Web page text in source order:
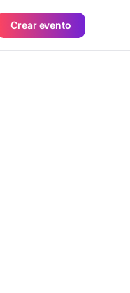
Crear evento